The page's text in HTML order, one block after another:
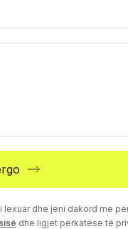
lexuar dhe jeni dakord me
dhe ligjet përkatëse të